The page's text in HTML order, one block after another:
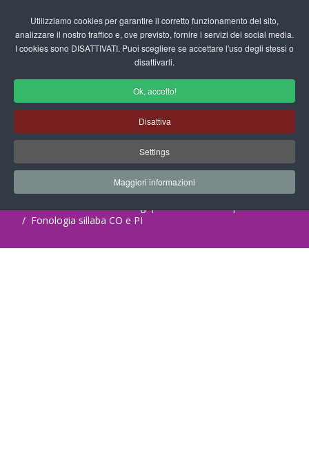
Utilizziamo cookies per garantire il corretto funzionamento del sito,
analizzare il nostro traffico e, ove previsto, fornire i servizi dei social media.
I cookies sono DISATTIVATI. Puoi scegliere se accettare l'uso degli stessi o
disattivarli.
Ok, accetto!
Disattiva
Settings
Maggiori informazioni
fas
Scuola dell'Infanzia - Schede
Operative Logopedia
Progetti Didattici, Disegni, Schede
Didattiche e tanto altro ancora.
Home Documenti Logopedia
Schede Operative
Fonologia sillaba CO e PI